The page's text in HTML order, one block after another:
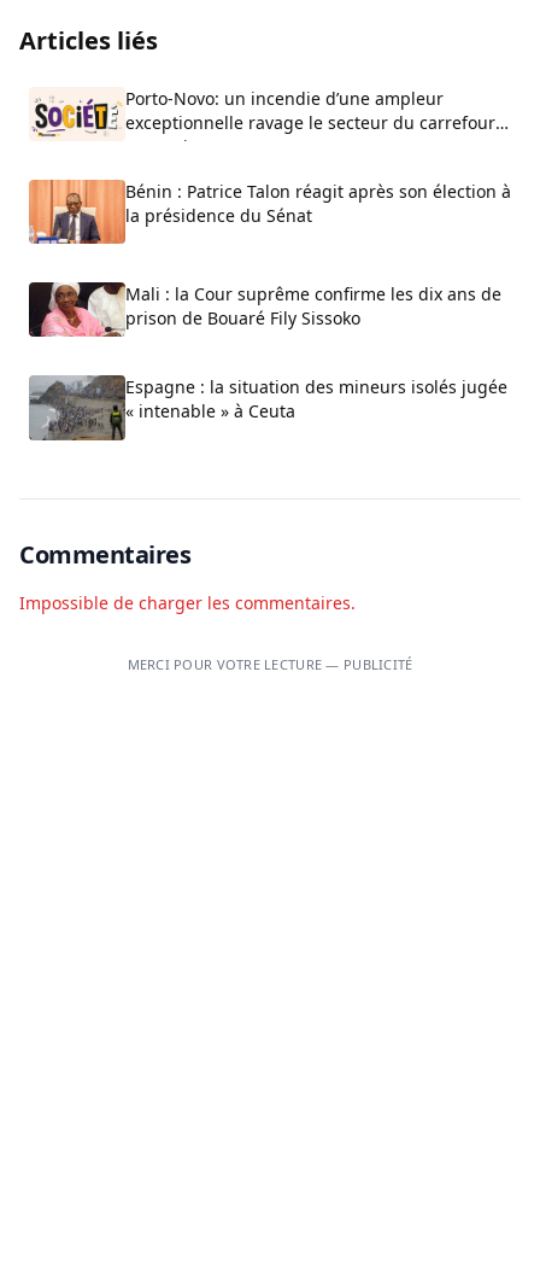
Articles liés
Porto-Novo: un incendie d’une ampleur
exceptionnelle ravage le secteur du carrefour
Beau-Rivage
Bénin : Patrice Talon réagit après son élection à
la présidence du Sénat
Mali : la Cour suprême confirme les dix ans de
prison de Bouaré Fily Sissoko
Espagne : la situation des mineurs isolés jugée
« intenable » à Ceuta
Commentaires
Impossible de charger les commentaires.
MERCI POUR VOTRE LECTURE — PUBLICITÉ